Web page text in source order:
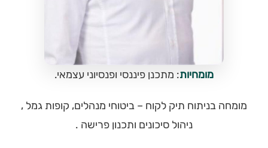
מומחיות: מתכנן פיננסי ופנסיוני עצמאי.
מומחה בניתוח תיק לקוח – ביטוחי מנהלים, קופות גמל ,
ניהול סיכונים ותכנון פרישה .